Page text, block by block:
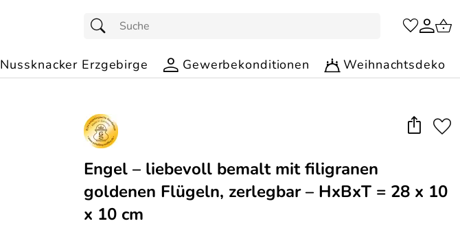
Nussknacker Erzgebirge Gewerbekonditionen Weihnachtsdeko
Engel – liebevoll bemalt mit filigranen
goldenen Flügeln, zerlegbar – HxBxT = 28 x 10
x 10 cm